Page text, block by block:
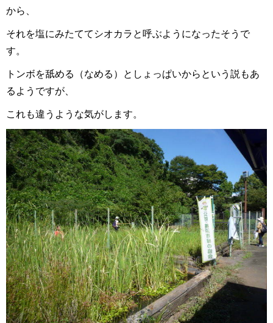
から、
それを塩にみたててシオカラと呼ぶようになったそうで
す。
トンボを舐める（なめる）としょっぱいからという説もあ
るようですが、
これも違うような気がします。